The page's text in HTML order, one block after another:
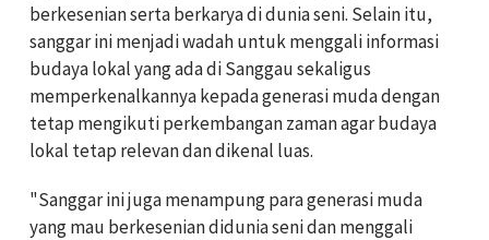
berkesenian serta berkarya di dunia seni. Selain itu,
sanggar ini menjadi wadah untuk menggali informasi
budaya lokal yang ada di Sanggau sekaligus
memperkenalkannya kepada generasi muda dengan
tetap mengikuti perkembangan zaman agar budaya
lokal tetap relevan dan dikenal luas.
"Sanggar ini juga menampung para generasi muda
yang mau berkesenian didunia seni dan menggali